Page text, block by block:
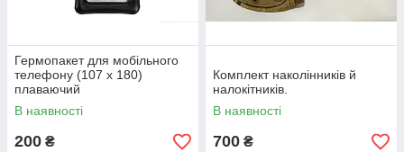
Гермопакет для мобільного
телефону (107 х 180)
плаваючий
В наявності
200 ₴
Комплект наколінників й
налокітників.
В наявності
700 ₴